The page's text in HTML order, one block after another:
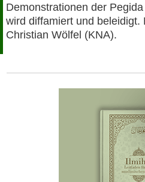
Demonstrationen der
wird diffamiert und beleidigt.
Christian Wölfel (KNA).